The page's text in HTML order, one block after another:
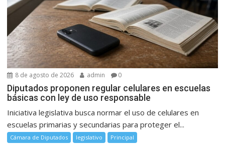
8 de agosto de 2026 admin 0
Diputados proponen regular celulares en escuelas
básicas con ley de uso responsable
Iniciativa legislativa busca normar el uso de celulares en
escuelas primarias y secundarias para proteger el...
Cámara de Diputados legislativo Principal